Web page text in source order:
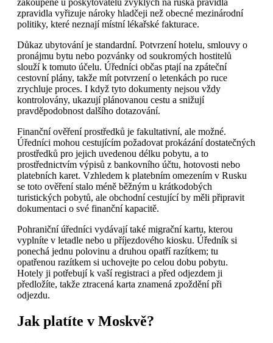
zpravidla vyřizuje nároky hladčeji než obecné mezinárodní
politiky, které neznají místní lékařské fakturace.
Důkaz ubytování je standardní. Potvrzení hotelu, smlouvy o
pronájmu bytu nebo pozvánky od soukromých hostitelů
slouží k tomuto účelu. Úředníci občas ptají na zpáteční
cestovní plány, takže mít potvrzení o letenkách po ruce
zrychluje proces. I když tyto dokumenty nejsou vždy
kontrolovány, ukazují plánovanou cestu a snižují
pravděpodobnost dalšího dotazování.
Finanční ověření prostředků je fakultativní, ale možné.
Úředníci mohou cestujícím požadovat prokázání dostatečných
prostředků pro jejich uvedenou délku pobytu, a to
prostřednictvím výpisů z bankovního účtu, hotovosti nebo
platebních karet. Vzhledem k platebním omezením v Rusku
se toto ověření stalo méně běžným u krátkodobých
turistických pobytů, ale obchodní cestující by měli připravit
dokumentaci o své finanční kapacitě.
Pohraniční úředníci vydávají také migrační kartu, kterou
vyplníte v letadle nebo u příjezdového kiosku. Úředník si
ponechá jednu polovinu a druhou opatří razítkem; tu
opatřenou razítkem si uchovejte po celou dobu pobytu.
Hotely ji potřebují k vaší registraci a před odjezdem ji
předložíte, takže ztracená karta znamená zpoždění při
odjezdu.
Jak platíte v Moskvě?